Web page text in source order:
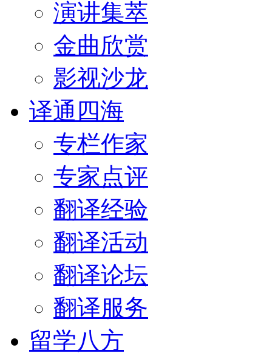
演讲集萃
金曲欣赏
影视沙龙
译通四海
专栏作家
专家点评
翻译经验
翻译活动
翻译论坛
翻译服务
留学八方